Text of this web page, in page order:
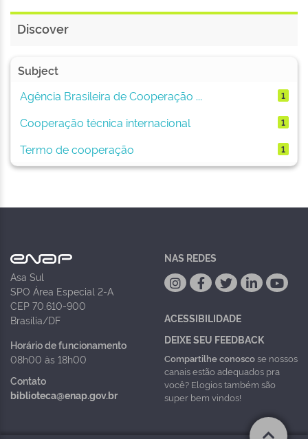
Discover
Subject
Agência Brasileira de Cooperação ...
1
Cooperação técnica internacional 1
Termo de cooperação 1
Asa Sul
SPO Área Especial 2-A
CEP 70.610-900
Brasília/DF
Horário de funcionamento
08h00 às 18h00
Contato
biblioteca@enap.gov.br
NAS REDES
ACESSIBILIDADE
DEIXE SEU FEEDBACK
Compartilhe conoscose nossos
canais estão adequados pra
você? Elogios também são
super bem vindos!